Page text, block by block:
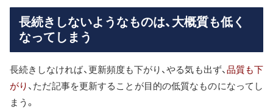
長続きしないようなものは、大概質も低く
なってしまう
長続きしなければ、更新頻度も下がり、やる気も出ず、 品質も下
がり 、ただ記事を更新することが目的の低質なものになってし
まう。